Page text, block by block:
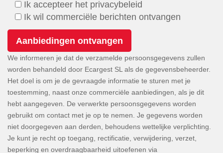
Ik accepteer het privacybeleid
Ik wil commerciële berichten ontvangen
We informeren je dat de verzamelde persoonsgegevens zullen
worden behandeld door Ecargest SL als de gegevensbeheerder.
Het doel is om je de gevraagde informatie te sturen met je
toestemming, naast onze commerciële aanbiedingen, als je dit
hebt aangegeven. De verwerkte persoonsgegevens worden
gebruikt om contact met je op te nemen. Je gegevens worden
niet doorgegeven aan derden, behoudens wettelijke verplichting.
Je kunt je recht op toegang, rectificatie, verwijdering, verzet,
beperking en overdraagbaarheid uitoefenen via